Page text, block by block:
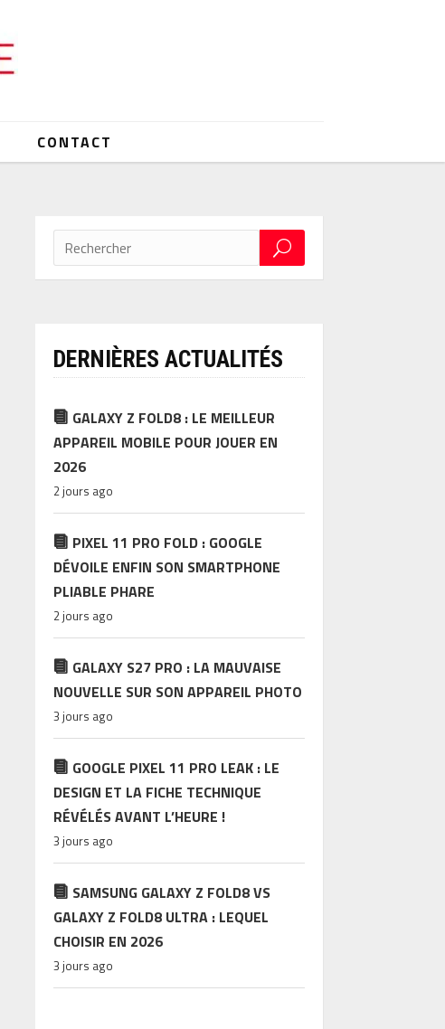
CONTACT
DERNIÈRES ACTUALITÉS
GALAXY Z FOLD8 : LE MEILLEUR
APPAREIL MOBILE POUR JOUER EN
2026
2 jours ago
PIXEL 11 PRO FOLD : GOOGLE
DÉVOILE ENFIN SON SMARTPHONE
PLIABLE PHARE
2 jours ago
GALAXY S27 PRO : LA MAUVAISE
NOUVELLE SUR SON APPAREIL PHOTO
3 jours ago
GOOGLE PIXEL 11 PRO LEAK : LE
DESIGN ET LA FICHE TECHNIQUE
RÉVÉLÉS AVANT L’HEURE !
3 jours ago
SAMSUNG GALAXY Z FOLD8 VS
GALAXY Z FOLD8 ULTRA : LEQUEL
CHOISIR EN 2026
3 jours ago